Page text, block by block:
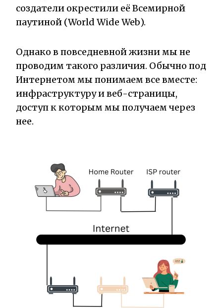
создатели окрестили её Всемирной
паутиной (World Wide Web).
Однако в повседневной жизни мы не
проводим такого различия. Обычно под
Интернетом мы понимаем все вместе:
инфраструктуру и веб-страницы,
доступ к которым мы получаем через
нее.